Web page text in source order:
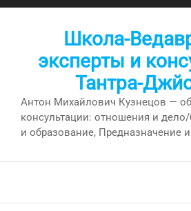
Перейти
Школа-
эксперты и
Тантра-
Антон Михайлович Кузнецов —
консультации: отношения и
и образование, Предназначение и